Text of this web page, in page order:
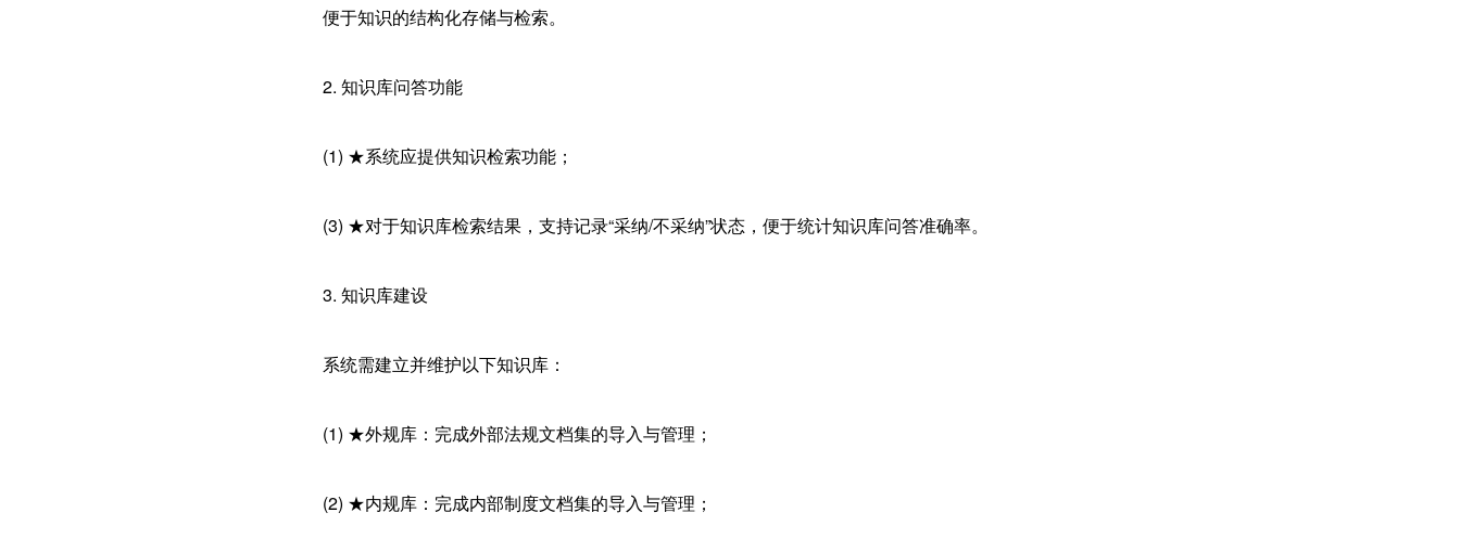
便于知识的结构化存储与检索。
2. 知识库问答功能
(1) ★系统应提供知识检索功能；
(3) ★对于知识库检索结果，支持记录“采纳/不采纳”状态，便于统计知识库问答准确率。
3. 知识库建设
系统需建立并维护以下知识库：
(1) ★外规库：完成外部法规文档集的导入与管理；
(2) ★内规库：完成内部制度文档集的导入与管理；